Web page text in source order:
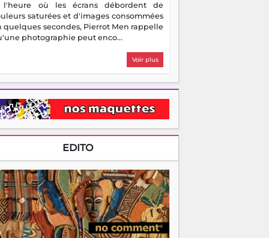
l'heure où les écrans débordent de
saturées et d'images consommées
quelques secondes, Pierrot Men rappelle
photographie peut enco...
Voir plus
EDITO